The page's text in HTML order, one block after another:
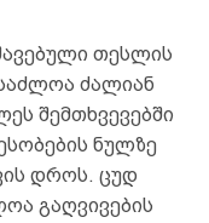
თესლის
ძალიან
შემთხვევებში
ნულზე
დროს. ცუდ
გაღვივების